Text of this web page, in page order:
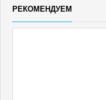
РЕКОМЕНДУЕМ